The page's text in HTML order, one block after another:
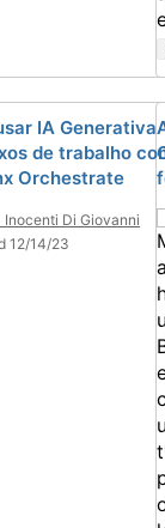
IA Generativa
de trabalho
Orchestrate
Inocenti Di Giovanni
12/14/23